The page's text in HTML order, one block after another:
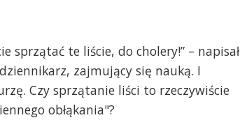
sprzątać te liście, do cholery!” – napisał
zajmujący się nauką. I
Czy sprzątanie liści to rzeczywiście
obłąkania"?